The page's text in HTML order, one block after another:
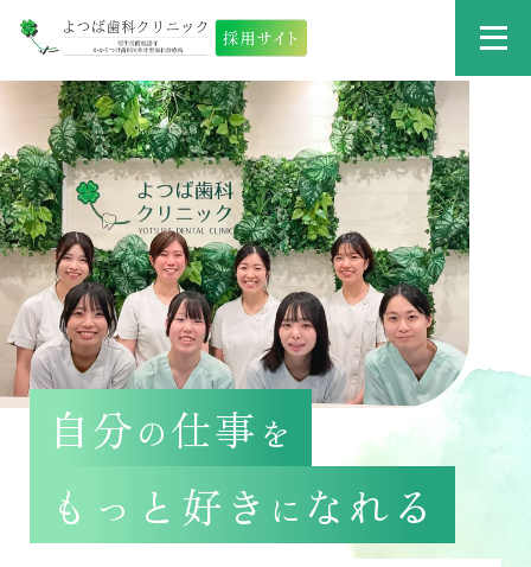
自分の仕事 を
もっと好き に なれる